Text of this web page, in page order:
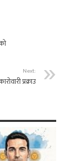
Next:
प्रक्राउ